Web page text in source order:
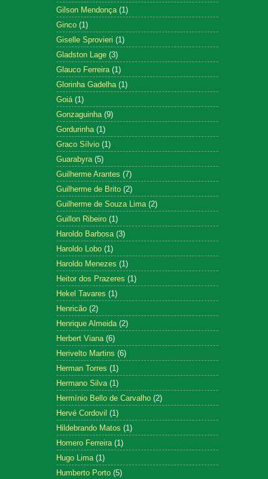
Gilson Mendonça (1)
Ginco (1)
Giselle Sprovieri (1)
Gladston Lage (3)
Glauco Ferreira (1)
Glorinha Gadelha (1)
Goiá (1)
Gonzaguinha (9)
Gordurinha (1)
Graco Sílvio (1)
Guarabyra (5)
Guilherme Arantes (7)
Guilherme de Brito (2)
Guilherme de Souza Lima (2)
Guillon Ribeiro (1)
Haroldo Barbosa (3)
Haroldo Lobo (1)
Haroldo Menezes (1)
Heitor dos Prazeres (1)
Hekel Tavares (1)
Henricão (2)
Henrique Almeida (2)
Herbert Viana (6)
Herivelto Martins (6)
Herman Torres (1)
Hermano Silva (1)
Hermínio Bello de Carvalho (2)
Hervé Cordovil (1)
Hildebrando Matos (1)
Homero Ferreira (1)
Hugo Lima (1)
Humberto Porto (5)